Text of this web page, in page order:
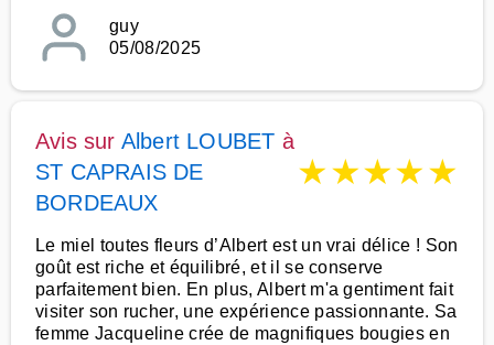
guy
05/08/2025
Avis sur Albert LOUBET à
ST CAPRAIS DE
BORDEAUX
★★★★★
Le miel toutes fleurs d’Albert est un vrai délice ! Son
goût est riche et équilibré, et il se conserve
parfaitement bien. En plus, Albert m'a gentiment fait
visiter son rucher, une expérience passionnante. Sa
femme Jacqueline crée de magnifiques bougies en